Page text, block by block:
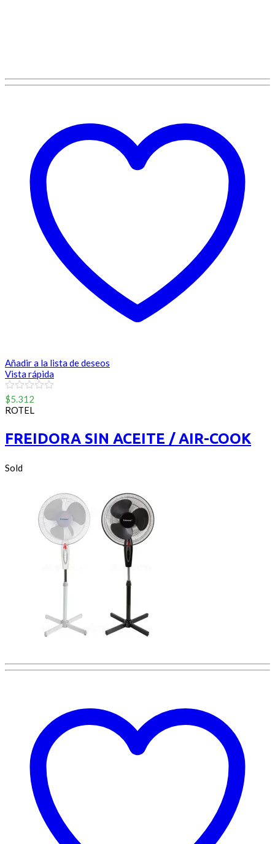
Añadir a la lista de deseos
Vista rápida
0
out
of
$5.312
ROTEL
FREIDORA SIN ACEITE / AIR-COOK
Sold